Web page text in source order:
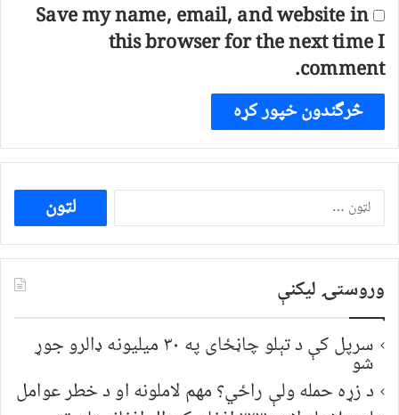
Save my name, email, and website in
this browser for the next time I
comment.
ددی
لپاره
لټون:
وروستۍ ليکنې
سرپل کې د تېلو چاڼځای په ۳۰ میلیونه ډالرو جوړ
شو
د زړه حمله ولې راځي؟ مهم لاملونه او د خطر عوامل